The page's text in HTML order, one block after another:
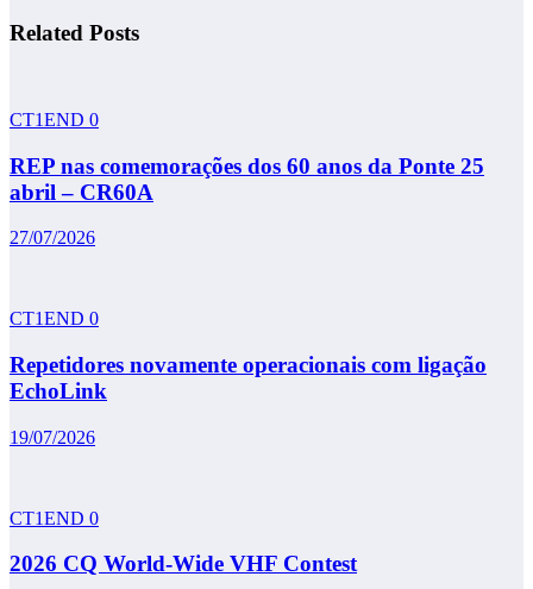
Related Posts
CT1END 0
REP nas comemorações dos 60 anos da Ponte 25
abril – CR60A
27/07/2026
CT1END 0
Repetidores novamente operacionais com ligação
EchoLink
19/07/2026
CT1END 0
2026 CQ World-Wide VHF Contest